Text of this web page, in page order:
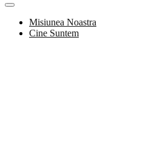
Misiunea Noastra
Cine Suntem